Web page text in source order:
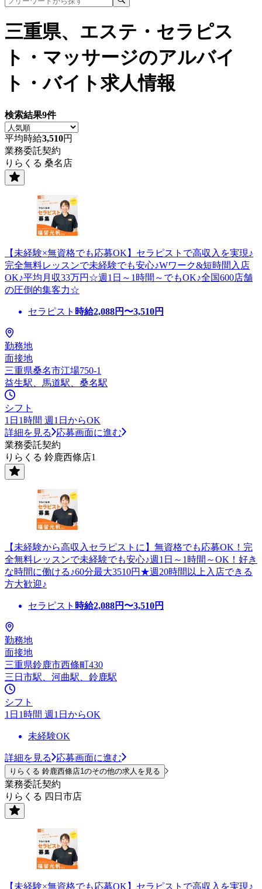
三重県、エステ・セラピス
ト・マッサージのアルバイ
ト・バイト求人情報
検索結果9件
平均時給3,510円
業務委託契約
りらくる 桑名店
【未経験×無資格でも応募OK】セラピストで高収入を実現♪
完全無料レッスンで未経験でも安心♪Wワーク&短時間入店
OK♪平均月収33万円☆週1日～1時間～でもOK♪全国600店舗
の圧倒的集客力☆
セラピスト 時給2,088円〜3,510円
勤務地
面接地
三重県桑名市江場750-1
益生駅、馬道駅、桑名駅
シフト
1日1時間 週1日からOK
詳細を見る
応募画面に進む
業務委託契約
りらくる 鈴鹿西條店1
【未経験から高収入セラピストに】無資格でも応募OK！完
全無料レッスンで未経験でも安心♪週1日～1時間～OK！好き
な時間に働ける♪60分最大3510円★週20時間以上入店できる
方大歓迎♪
セラピスト 時給2,088円〜3,510円
勤務地
面接地
三重県鈴鹿市西條町430
三日市駅、河曲駅、鈴鹿駅
シフト
1日1時間 週1日からOK
未経験OK
詳細を見る 応募画面に進む
りらくる 鈴鹿西條店1のその他の求人を見る
業務委託契約
りらくる 四日市店
【未経験×無資格でも応募OK】セラピストで高収入を実現♪